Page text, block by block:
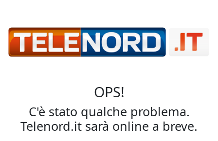
OPS!
C'è stato qualche problema.
Telenord.it sarà online a breve.